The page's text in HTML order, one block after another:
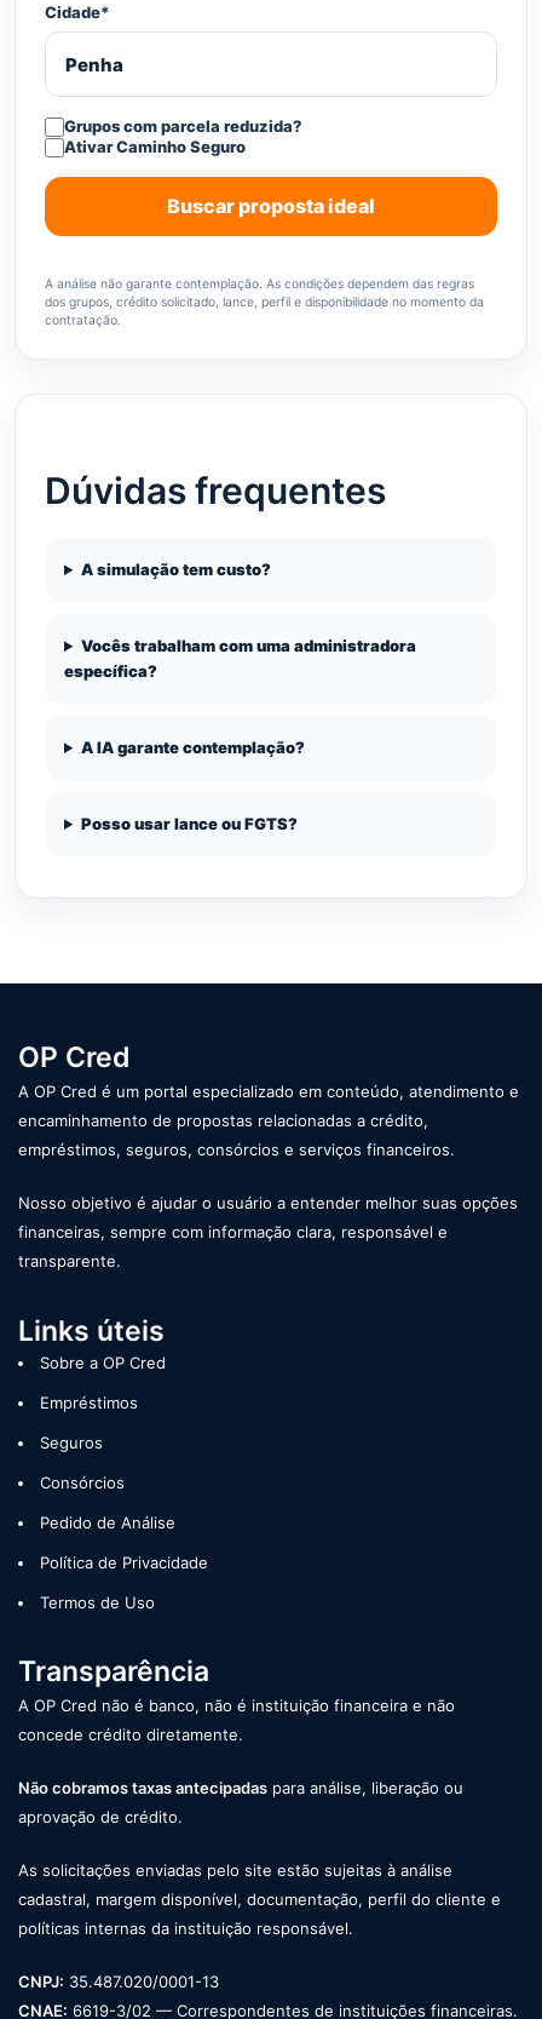
Cidade*
Grupos com parcela reduzida?
Ativar Caminho Seguro
Buscar proposta ideal
A análise não garante contemplação. As condições dependem das regras
dos grupos, crédito solicitado, lance, perfil e disponibilidade no momento da
contratação.
Dúvidas frequentes
A simulação tem custo?
Vocês trabalham com uma administradora
específica?
A IA garante contemplação?
Posso usar lance ou FGTS?
OP Cred
A OP Cred é um portal especializado em conteúdo, atendimento e
encaminhamento de propostas relacionadas a crédito,
empréstimos, seguros, consórcios e serviços financeiros.
Nosso objetivo é ajudar o usuário a entender melhor suas opções
financeiras, sempre com informação clara, responsável e
transparente.
Links úteis
Sobre a OP Cred
Empréstimos
Seguros
Consórcios
Pedido de Análise
Política de Privacidade
Termos de Uso
Transparência
A OP Cred não é banco, não é instituição financeira e não
concede crédito diretamente.
Não cobramos taxas antecipadas para análise, liberação ou
aprovação de crédito.
As solicitações enviadas pelo site estão sujeitas à análise
cadastral, margem disponível, documentação, perfil do cliente e
políticas internas da instituição responsável.
CNPJ: 35.487.020/0001-13
CNAE: 6619-3/02 — Correspondentes de instituições financeiras.